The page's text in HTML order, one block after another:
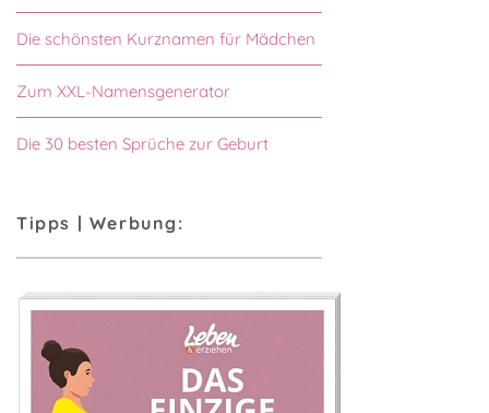
Die schönsten Kurznamen für Mädchen
Zum XXL-Namensgenerator
Die 30 besten Sprüche zur Geburt
Tipps | Werbung: